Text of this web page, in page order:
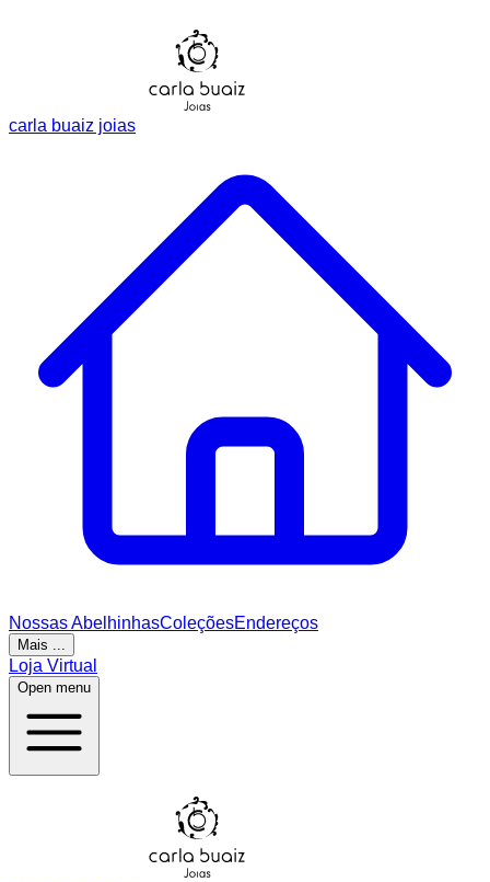
carla buaiz joias
Nossas AbelhinhasColeçõesEndereços
Mais ...
Loja Virtual
Open menu